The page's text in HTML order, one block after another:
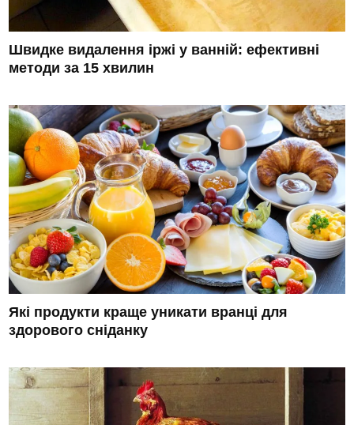
Швидке видалення іржі у ванній: ефективні
методи за 15 хвилин
Які продукти краще уникати вранці для
здорового сніданку